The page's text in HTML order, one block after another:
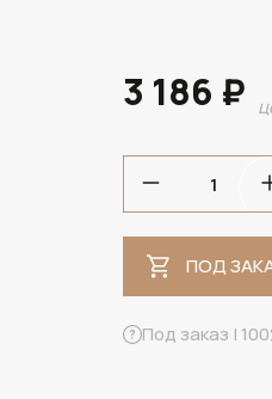
3 186 ₽
ПОД
Под заказ |